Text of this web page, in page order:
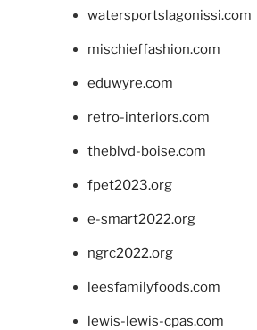
watersportslagonissi.com
mischieffashion.com
eduwyre.com
retro-interiors.com
theblvd-boise.com
fpet2023.org
e-smart2022.org
ngrc2022.org
leesfamilyfoods.com
lewis-lewis-cpas.com